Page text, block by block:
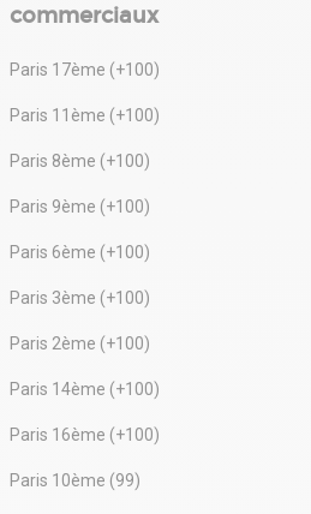
commerciaux
Paris 17ème (+100)
Paris 11ème (+100)
Paris 8ème (+100)
Paris 9ème (+100)
Paris 6ème (+100)
Paris 3ème (+100)
Paris 2ème (+100)
Paris 14ème (+100)
Paris 16ème (+100)
Paris 10ème (99)